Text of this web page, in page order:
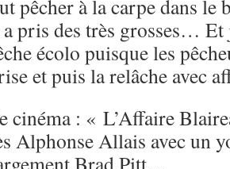
pêcher à la carpe dans
pris des très grosses… Et
écolo puisque les
et puis la relâche avec
cinéma : « L’Affaire
Alphonse Allais avec un
Brad Pitt…